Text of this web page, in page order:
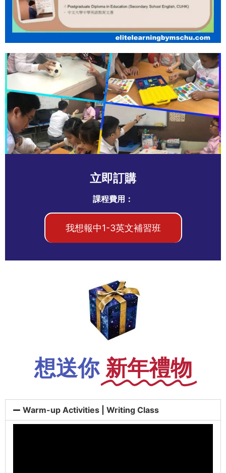
立即訂購
課程費用：
我想報中1-3英文補習班
想送你 新年禮物
Warm-up Activities | Writing Class